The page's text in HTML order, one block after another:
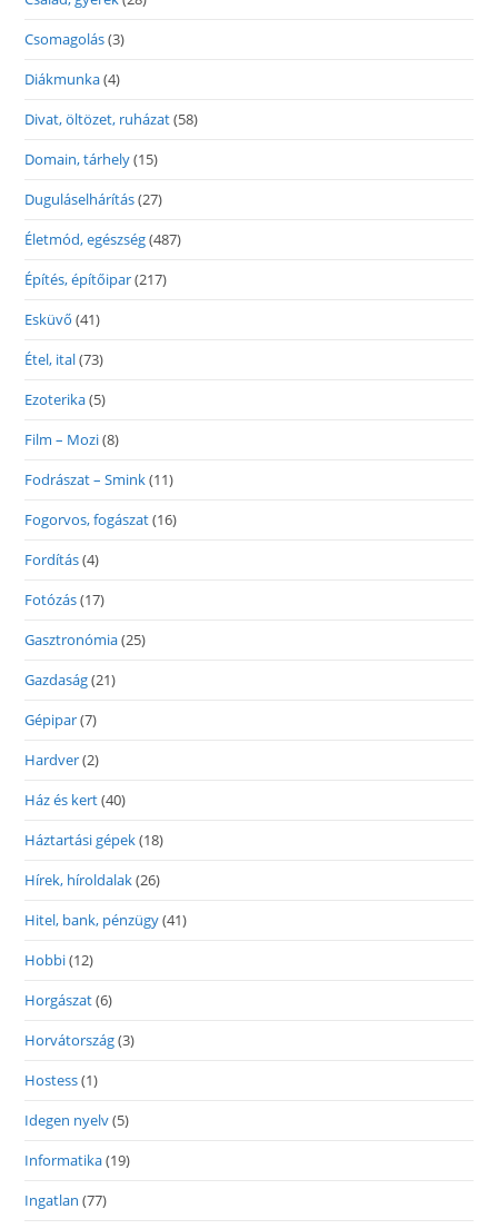
Csomagolás(3)
Diákmunka(4)
Divat, öltözet, ruházat(58)
Domain, tárhely(15)
Duguláselhárítás(27)
Életmód, egészség(487)
Építés, építőipar(217)
Esküvő (41)
Étel, ital(73)
Ezoterika(5)
Film – Mozi(8)
Fodrászat – Smink(11)
Fogorvos, fogászat(16)
Fordítás(4)
Fotózás(17)
Gasztronómia(25)
Gazdaság(21)
Gépipar(7)
Hardver(2)
Ház és kert(40)
Háztartási gépek(18)
Hírek, híroldalak(26)
Hitel, bank, pénzügy(41)
Hobbi(12)
Horgászat(6)
Horvátország(3)
Hostess(1)
Idegen nyelv(5)
Informatika(19)
Ingatlan (77)